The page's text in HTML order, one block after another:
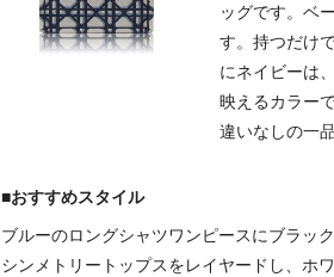
ッグです。ベ
す。持つだけ
にネイビーは
映えるカラー
違いなしの一品
■おすすめスタイル
ブルーのロングシャツワンピースにブラッ
シンメトリートップスをレイヤードし、ホ